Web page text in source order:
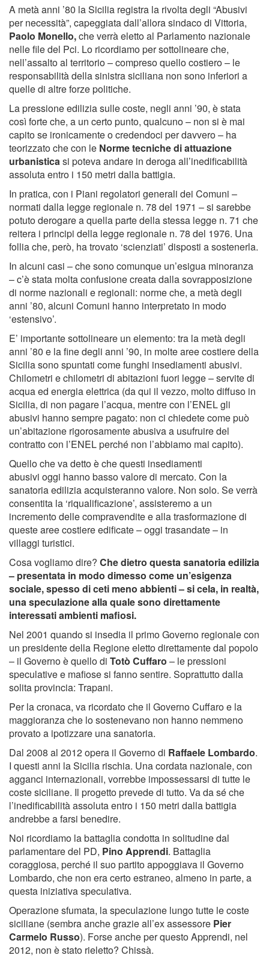
A metà anni ’80 la Sicilia registra la rivolta degli “Abusivi
per necessità”, capeggiata dall’allora sindaco di Vittoria,
Paolo Monello,che verrà eletto al Parlamento nazionale
nelle file del Pci. Lo ricordiamo per sottolineare che,
nell’assalto al territorio – compreso quello costiero – le
responsabilità della sinistra siciliana non sono inferiori a
quelle di altre forze politiche.
La pressione edilizia sulle coste, negli anni ’90, è stata
così forte che, a un certo punto, qualcuno – non si è mai
capito se ironicamente o credendoci per davvero – ha
teorizzato che con le Norme tecniche di attuazione
urbanisticasi poteva andare in deroga all’inedificabilità
assoluta entro i 150 metri dalla battigia.
In pratica, con i Piani regolatori generali dei Comuni –
normati dalla legge regionale n. 78 del 1971 – si sarebbe
potuto derogare a quella parte della stessa legge n. 71 che
reitera i principi della legge regionale n. 78 del 1976. Una
follia che, però, ha trovato ‘scienziati’ disposti a sostenerla.
In alcuni casi – che sono comunque un’esigua minoranza
– c’è stata molta confusione creata dalla sovrapposizione
di norme nazionali e regionali: norme che, a metà degli
anni ’80, alcuni Comuni hanno interpretato in modo
‘estensivo’.
E’ importante sottolineare un elemento: tra la metà degli
anni ’80 e la fine degli anni ’90, in molte aree costiere della
Sicilia sono spuntati come funghi insediamenti abusivi.
Chilometri e chilometri di abitazioni fuori legge – servite di
acqua ed energia elettrica (da qui il vezzo, molto diffuso in
Sicilia, di non pagare l’acqua, mentre con l’ENEL gli
abusivi hanno sempre pagato: non ci chiedete come può
un’abitazione rigorosamente abusiva a usufruire del
contratto con l’ENEL perché non l’abbiamo mai capito).
Quello che va detto è che questi insediamenti
abusivi oggi hanno basso valore di mercato. Con la
sanatoria edilizia acquisteranno valore. Non solo. Se verrà
consentita la ‘riqualificazione’, assisteremo a un
incremento delle compravendite e alla trasformazione di
queste aree costiere edificate – oggi trasandate – in
villaggi turistici.
Cosa vogliamo dire? Che dietro questa sanatoria edilizia
– presentata in modo dimesso come un’esigenza
sociale, spesso di ceti meno abbienti – si cela, in realtà,
una speculazione alla quale sono direttamente
interessati ambienti mafiosi.
Nel 2001 quando si insedia il primo Governo regionale con
un presidente della Regione eletto direttamente dal popolo
– il Governo è quello di Totò Cuffaro – le pressioni
speculative e mafiose si fanno sentire. Soprattutto dalla
solita provincia: Trapani.
Per la cronaca, va ricordato che il Governo Cuffaro e la
maggioranza che lo sostenevano non hanno nemmeno
provato a ipotizzare una sanatoria.
Dal 2008 al 2012 opera il Governo di Raffaele Lombardo.
I questi anni la Sicilia rischia. Una cordata nazionale, con
agganci internazionali, vorrebbe impossessarsi di tutte le
coste siciliane. Il progetto prevede di tutto. Va da sé che
l’inedificabilità assoluta entro i 150 metri dalla battigia
andrebbe a farsi benedire.
Noi ricordiamo la battaglia condotta in solitudine dal
parlamentare del PD, Pino Apprendi. Battaglia
coraggiosa, perché il suo partito appoggiava il Governo
Lombardo, che non era certo estraneo, almeno in parte, a
questa iniziativa speculativa.
Operazione sfumata, la speculazione lungo tutte le coste
siciliane (sembra anche grazie all’ex assessore Pier
Carmelo Russo). Forse anche per questo Apprendi, nel
2012, non è stato rieletto? Chissà.